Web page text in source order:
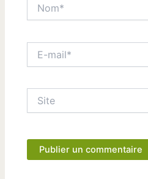
mail*